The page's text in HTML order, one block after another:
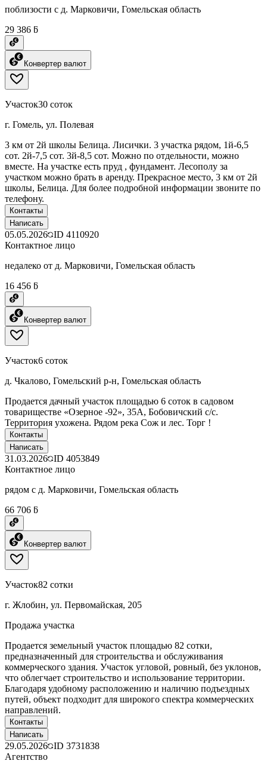
поблизости с д. Марковичи, Гомельская область
29 386 ƃ
Конвертер валют
Участок30 соток
г. Гомель, ул. Полевая
3 км от 2й школы Белица. Лисички. 3 участка рядом, 1й-6,5
сот. 2й-7,5 сот. 3й-8,5 сот. Можно по отдельности, можно
вместе. На участке есть пруд , фундамент. Лесополу за
участком можно брать в аренду. Прекрасное место, 3 км от 2й
школы, Белица. Для более подробной информации звоните по
телефону.
Контакты
Написать
05.05.2026 ID 4110920
Контактное лицо
недалеко от д. Марковичи, Гомельская область
16 456 ƃ
Конвертер валют
Участок6 соток
д. Чкалово, Гомельский р-н, Гомельская область
Продается дачный участок площадью 6 соток в садовом
товариществе «Озерное -92», 35А, Бобовичский с/с.
Территория ухожена. Рядом река Сож и лес. Торг !
Контакты
Написать
31.03.2026 ID 4053849
Контактное лицо
рядом с д. Марковичи, Гомельская область
66 706 ƃ
Конвертер валют
Участок82 сотки
г. Жлобин, ул. Первомайская, 205
Продажа участка
Продается земельный участок площадью 82 сотки,
предназначенный для строительства и обслуживания
коммерческого здания. Участок угловой, ровный, без уклонов,
что облегчает строительство и использование территории.
Благодаря удобному расположению и наличию подъездных
путей, объект подходит для широкого спектра коммерческих
направлений.
Контакты
Написать
29.05.2026 ID 3731838
Агентство